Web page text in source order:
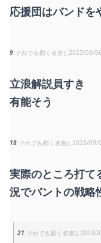
応援団はバンドを
9 それでも動く名無し 2023/09/
立浪解説員すき
有能そう
18 それでも動く名無し 2023/09/
実際のところ打て
況でバントの戦略
21 それでも動く名無し 2023/